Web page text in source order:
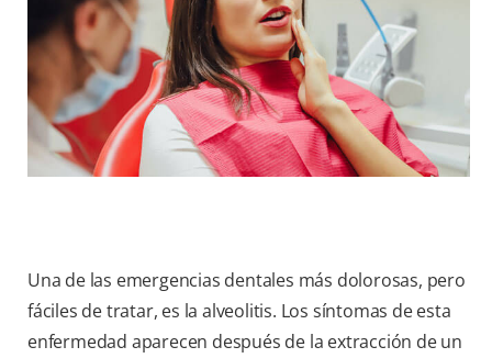
SUSCRÍBASE
Una de las emergencias dentales más dolorosas, pero
fáciles de tratar, es la alveolitis. Los síntomas de esta
enfermedad aparecen después de la extracción de un